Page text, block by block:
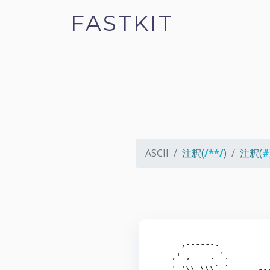
FASTKIT
ASCII 注釈(/**/) 注釈(#
,------.
,' ,----. `.